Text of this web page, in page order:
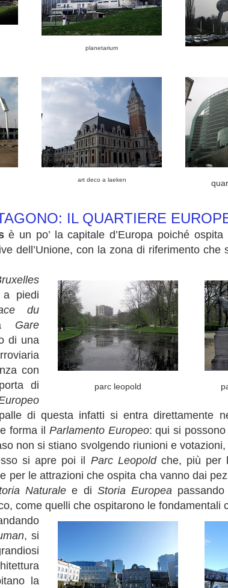
planetarium
art deco a laeken
IL QUARTIERE
è un po’ la capitale d’Europa poiché ospita
dell’Unione, con la zona di riferimento che
parc leopold
a piedi
du
Gare
di una
con
di
di questa infatti si entra direttamente
forma il Parlamento Europeo: qui si
non si stiano svolgendo riunioni e votazioni,
si apre poi il Parc Leopoldche, più per
per le attrazioni che ospita cha vanno dai
Naturale e di Storia Europeapassando
come quelli che ospitarono le fondamentali
, si
la